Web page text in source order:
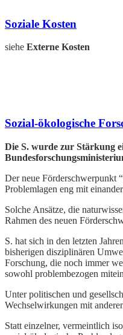
Soziale Kosten
siehe Externe Kosten
Sozial-ökologische
Die S. wurde zur Stärkung
Der neue Förderschwerpunkt
Problemlagen eng mit
Solche Ansätze, die
Rahmen des neuen
S. hat sich in den letzten
bisherigen disziplinären
Forschung, die noch immer
sowohl problembezogen
Unter politischen und
Wechselwirkungen mit
Statt einzelner, vermeintlich